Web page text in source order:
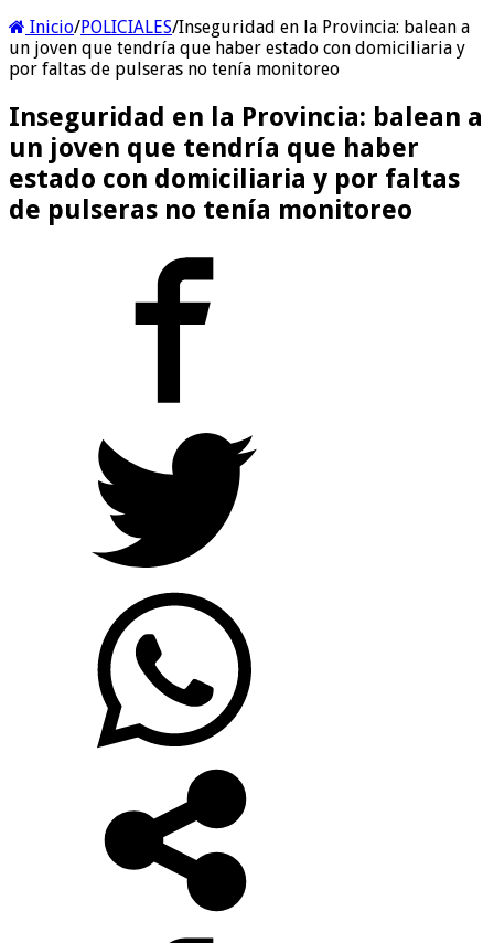
Inicio/POLICIALES/Inseguridad en la Provincia: balean a
un joven que tendría que haber estado con domiciliaria y
por faltas de pulseras no tenía monitoreo
Inseguridad en la Provincia: balean a
un joven que tendría que haber
estado con domiciliaria y por faltas
de pulseras no tenía monitoreo